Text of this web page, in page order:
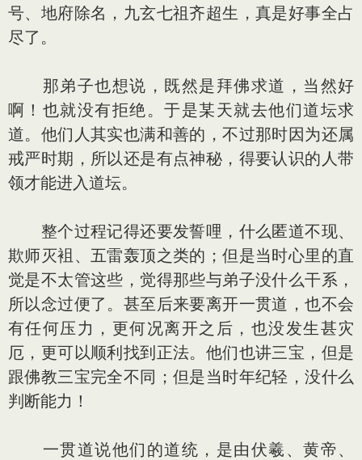
号、地府除名，九玄七祖齐超生，真是好事全占
尽了。
那弟子也想说，既然是拜佛求道，当然好
啊！也就没有拒绝。于是某天就去他们道坛求
道。他们人其实也满和善的，不过那时因为还属
戒严时期，所以还是有点神秘，得要认识的人带
领才能进入道坛。
整个过程记得还要发誓哩，什么匿道不现、
欺师灭袓、五雷轰顶之类的；但是当时心里的直
觉是不太管这些，觉得那些与弟子没什么干系，
所以念过便了。甚至后来要离开一贯道，也不会
有任何压力，更何况离开之后，也没发生甚灾
厄，更可以顺利找到正法。他们也讲三宝，但是
跟佛教三宝完全不同；但是当时年纪轻，没什么
判断能力！
一贯道说他们的道统，是由伏羲、黄帝、